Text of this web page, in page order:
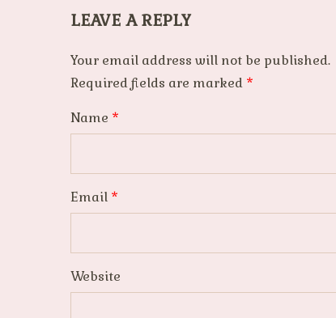
LEAVE A REPLY
Your email address will not be published.
Required fields are marked *
Name *
Email *
Website